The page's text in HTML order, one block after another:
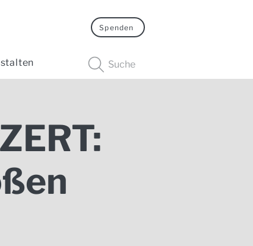
Spenden
Suche